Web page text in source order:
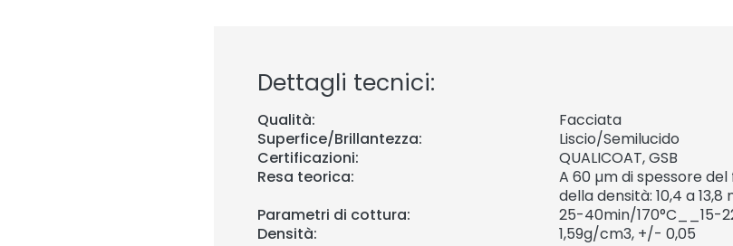
Dettagli tecnici:
Qualità:
Facciata
Superfice/Brillantezza:
Liscio/Semilucido
Certificazioni:
QUALICOAT, GSB
Resa teorica:
A 60 µm di spessore
della densità: 10,4 a 13,8
Parametri di cottura:
25-40min/170°C__15-
Densità:
1,59g/cm3, +/- 0,05